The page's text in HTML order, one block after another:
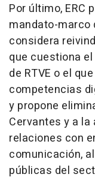
Por último, ERC
mandato-marco
considera
que cuestiona
de RTVE o el
competencias
y propone
Cervantes y a la
relaciones con
comunicación,
públicas del